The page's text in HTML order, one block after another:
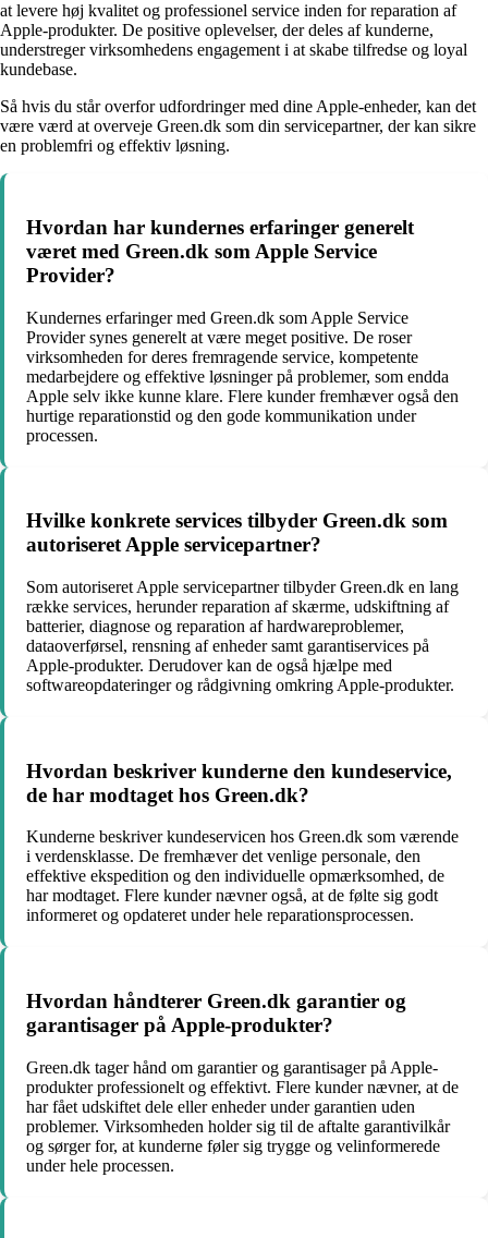
at levere høj kvalitet og professionel service inden for reparation af
Apple-produkter. De positive oplevelser, der deles af kunderne,
understreger virksomhedens engagement i at skabe tilfredse og loyal
kundebase.
Så hvis du står overfor udfordringer med dine Apple-enheder, kan det
være værd at overveje Green.dk som din servicepartner, der kan sikre
en problemfri og effektiv løsning.
Hvordan har kundernes erfaringer generelt
været med Green.dk som Apple Service
Provider?
Kundernes erfaringer med Green.dk som Apple Service
Provider synes generelt at være meget positive. De roser
virksomheden for deres fremragende service, kompetente
medarbejdere og effektive løsninger på problemer, som endda
Apple selv ikke kunne klare. Flere kunder fremhæver også den
hurtige reparationstid og den gode kommunikation under
processen.
Hvilke konkrete services tilbyder Green.dk som
autoriseret Apple servicepartner?
Som autoriseret Apple servicepartner tilbyder Green.dk en lang
række services, herunder reparation af skærme, udskiftning af
batterier, diagnose og reparation af hardwareproblemer,
dataoverførsel, rensning af enheder samt garantiservices på
Apple-produkter. Derudover kan de også hjælpe med
softwareopdateringer og rådgivning omkring Apple-produkter.
Hvordan beskriver kunderne den kundeservice,
de har modtaget hos Green.dk?
Kunderne beskriver kundeservicen hos Green.dk som værende
i verdensklasse. De fremhæver det venlige personale, den
effektive ekspedition og den individuelle opmærksomhed, de
har modtaget. Flere kunder nævner også, at de følte sig godt
informeret og opdateret under hele reparationsprocessen.
Hvordan håndterer Green.dk garantier og
garantisager på Apple-produkter?
Green.dk tager hånd om garantier og garantisager på Apple-
produkter professionelt og effektivt. Flere kunder nævner, at de
har fået udskiftet dele eller enheder under garantien uden
problemer. Virksomheden holder sig til de aftalte garantivilkår
og sørger for, at kunderne føler sig trygge og velinformerede
under hele processen.